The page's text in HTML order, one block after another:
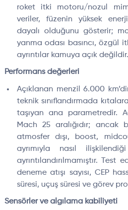
roket itki motoru/nozul
veriler, füzenin yüksek
dayalı olduğunu gösterir;
yanma odası basıncı, özgül
ayrıntılar kamuya açık değildir.
Performans değerleri
Açıklanan menzil 6.000
teknik sınıflandırmada
taşıyan ana parametredir.
Mach 25 aralığıdır; ancak
atmosfer dışı, boost,
ayrımıyla nasıl
ayrıntılandırılmamıştır. Test
deneme atışı sayısı, CEP
süresi, uçuş süresi ve görev
Sensörler ve algılama kabiliyeti